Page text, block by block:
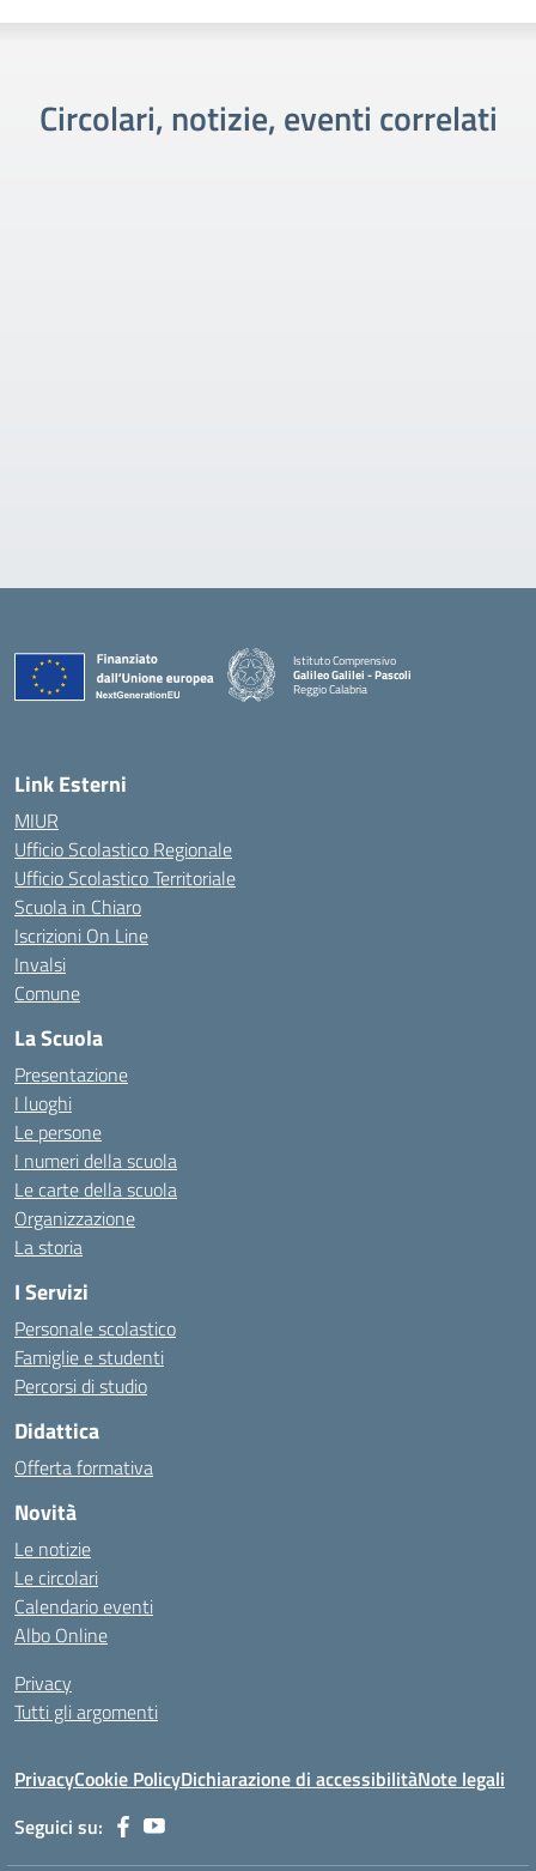
Circolari, notizie, eventi correlati
Istituto Comprensivo
Galileo Galilei - Pascoli
Reggio Calabria
Link Esterni
MIUR
Ufficio Scolastico Regionale
Ufficio Scolastico Territoriale
Scuola in Chiaro
Iscrizioni On Line
Invalsi
Comune
La Scuola
Presentazione
I luoghi
Le persone
I numeri della scuola
Le carte della scuola
Organizzazione
La storia
I Servizi
Personale scolastico
Famiglie e studenti
Percorsi di studio
Didattica
Offerta formativa
Novità
Le notizie
Le circolari
Calendario eventi
Albo Online
Privacy
Tutti gli argomenti
PrivacyCookie PolicyDichiarazione di accessibilitàNote legali
Seguici su: